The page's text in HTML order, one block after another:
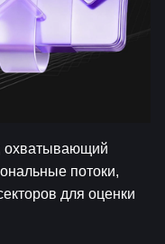
охватывающий
потоки,
для оценки